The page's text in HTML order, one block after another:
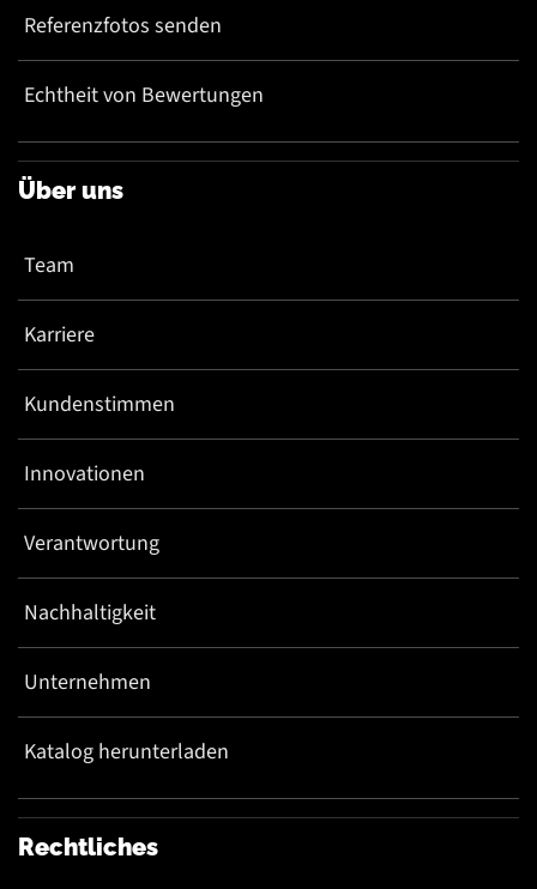
Referenzfotos senden
Echtheit von Bewertungen
Über uns
Team
Karriere
Kundenstimmen
Innovationen
Verantwortung
Nachhaltigkeit
Unternehmen
Katalog herunterladen
Rechtliches